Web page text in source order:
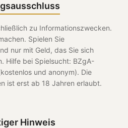
Spielen Sie
nur mit Geld, das Sie sich
Hilfe bei Spielsucht: BZgA-
und anonym). Die
ist erst ab 18 Jahren erlaubt.
Hinweis